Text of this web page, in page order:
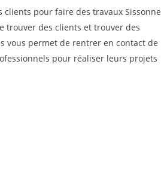
clients pour faire des travaux Sissonne
trouver des clients et trouver des
vous permet de rentrer en contact de
pour réaliser leurs projets